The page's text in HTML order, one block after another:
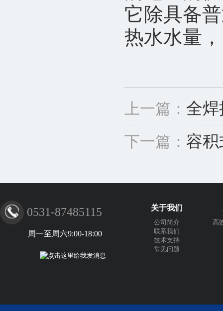
它除具备
热水水量
上一篇： 全
下一篇： 容
0531-87485115
周一至周六9:00-18:00
关于我们
公司简介
联系我们
技术支持
常见问题
高